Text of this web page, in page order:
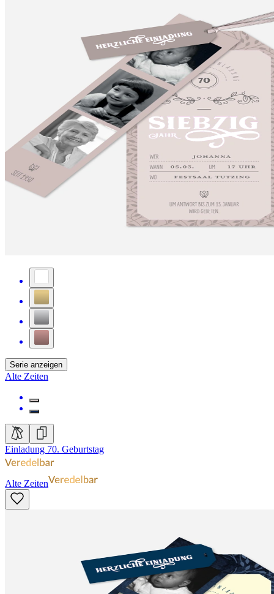
Serie anzeigen
Alte Zeiten
Einladung 70. Geburtstag
Alte Zeiten